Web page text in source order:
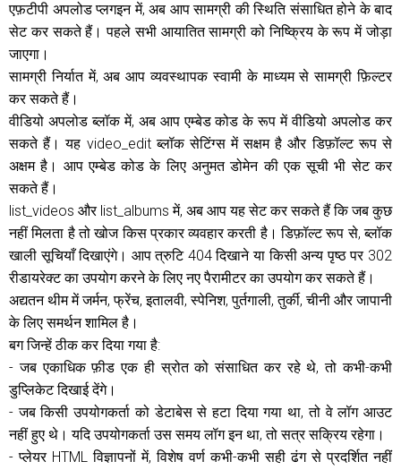
एफ़टीपी अपलोड प्लगइन में, अब आप सामग्री की स्थिति संसाधित होने के बाद
सेट कर सकते हैं। पहले सभी आयातित सामग्री को निष्क्रिय के रूप में जोड़ा
जाएगा।
सामग्री निर्यात में, अब आप व्यवस्थापक स्वामी के माध्यम से सामग्री फ़िल्टर
कर सकते हैं।
वीडियो अपलोड ब्लॉक में, अब आप एम्बेड कोड के रूप में वीडियो अपलोड कर
सकते हैं। यह video_edit ब्लॉक सेटिंग्स में सक्षम है और डिफ़ॉल्ट रूप से
अक्षम है। आप एम्बेड कोड के लिए अनुमत डोमेन की एक सूची भी सेट कर
सकते हैं।
list_videos और list_albums में, अब आप यह सेट कर सकते हैं कि जब कुछ
नहीं मिलता है तो खोज किस प्रकार व्यवहार करती है। डिफ़ॉल्ट रूप से, ब्लॉक
खाली सूचियाँ दिखाएंगे। आप त्रुटि 404 दिखाने या किसी अन्य पृष्ठ पर 302
रीडायरेक्ट का उपयोग करने के लिए नए पैरामीटर का उपयोग कर सकते हैं।
अद्यतन थीम में जर्मन, फ्रेंच, इतालवी, स्पेनिश, पुर्तगाली, तुर्की, चीनी और जापानी
के लिए समर्थन शामिल है।
बग जिन्हें ठीक कर दिया गया है:
- जब एकाधिक फ़ीड एक ही स्रोत को संसाधित कर रहे थे, तो कभी-कभी
डुप्लिकेट दिखाई देंगे।
- जब किसी उपयोगकर्ता को डेटाबेस से हटा दिया गया था, तो वे लॉग आउट
नहीं हुए थे। यदि उपयोगकर्ता उस समय लॉग इन था, तो सत्र सक्रिय रहेगा।
- प्लेयर HTML विज्ञापनों में, विशेष वर्ण कभी-कभी सही ढंग से प्रदर्शित नहीं